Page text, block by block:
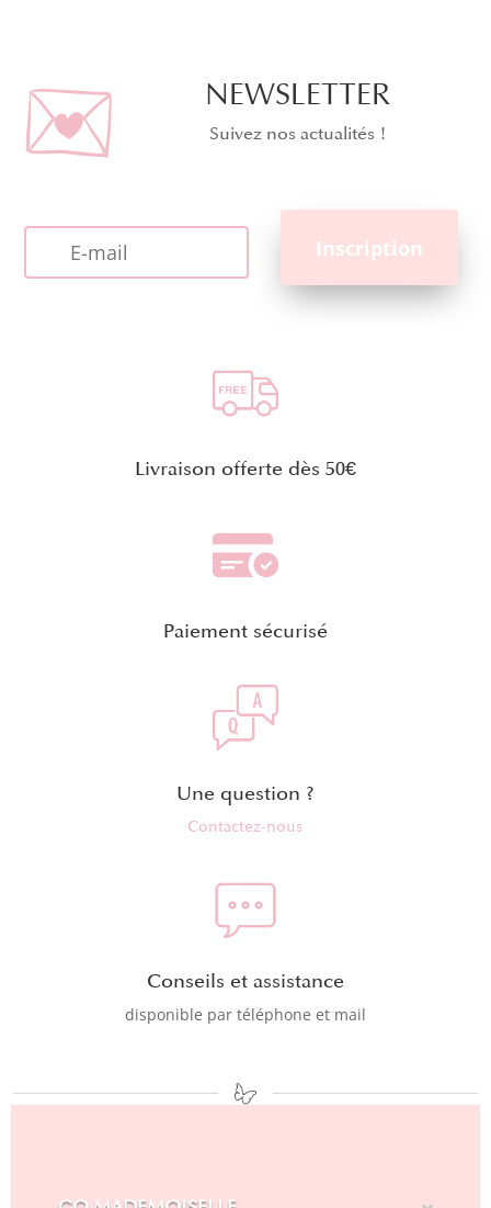
NEWSLETTER
Suivez nos actualités !
Livraison offerte dès 50€
Paiement sécurisé
Une question ?
Contactez-nous
Conseils et assistance
disponible par téléphone et mail